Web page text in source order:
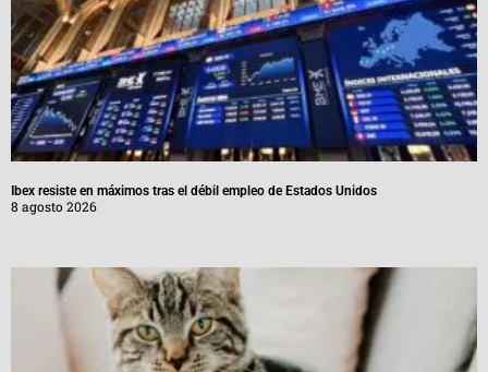
Ibex resiste en máximos tras el débil empleo de Estados Unidos
8 agosto 2026